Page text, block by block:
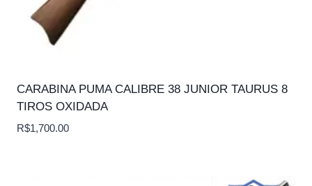
CARABINA PUMA CALIBRE 38 JUNIOR TAURUS 8
TIROS OXIDADA
R$1,700.00